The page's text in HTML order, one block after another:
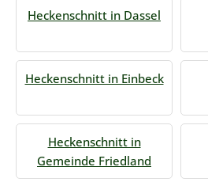
Heckenschnitt in Dassel
Heckenschnitt in Einbeck
Heckenschnitt in
Gemeinde Friedland